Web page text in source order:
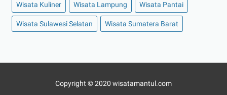
Wisata Kuliner Wisata Lampung Wisata Pantai
Wisata Sulawesi Selatan Wisata Sumatera Barat
Copyright © 2020 wisatamantul.com